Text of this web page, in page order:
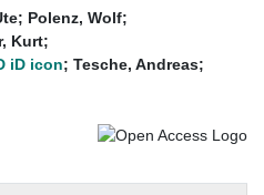
; Polenz, Wolf;
Kurt;
; Tesche, Andreas;